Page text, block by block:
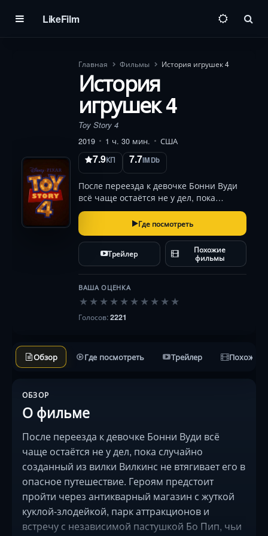
LikeFilm
Главная Фильмы История игрушек 4
История
игрушек 4
Toy Story 4
2019
1 ч. 30 мин. США
7.9КП 7.7IMDb
После переезда к девочке Бонни Вуди
всё чаще остаётся не у дел, пока
случайно созданный из вилки Вилкинс
не втягивает его в опасное
путешествие. Героям предстоит пройти
через антикварный магазин с жуткой
куклой-злодейкой…
Где посмотреть
Трейлер Похожие
фильмы
ВАША ОЦЕНКА
★ ★ ★ ★ ★ ★ ★ ★ ★ ★
Голосов:2221
Обзор Где посмотреть Трейлер Похожие
ОБЗОР
О фильме
После переезда к девочке Бонни Вуди всё
чаще остаётся не у дел, пока случайно
созданный из вилки Вилкинс не втягивает его в
опасное путешествие. Героям предстоит
пройти через антикварный магазин с жуткой
куклой-злодейкой, парк аттракционов и
встречу с независимой пастушкой Бо Пип, чьи